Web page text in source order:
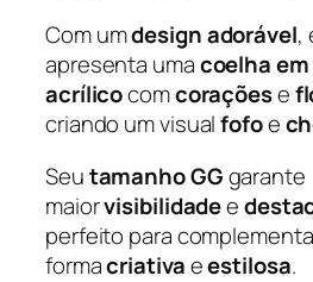
a
l
r
Com umdesign adorável,
apresenta umacoelha em
acrílicocomcoraçõese
criando um visualfofoe
Seutamanho GGgarante
maiorvisibilidadee
perfeito para
formacriativaeestilosa.